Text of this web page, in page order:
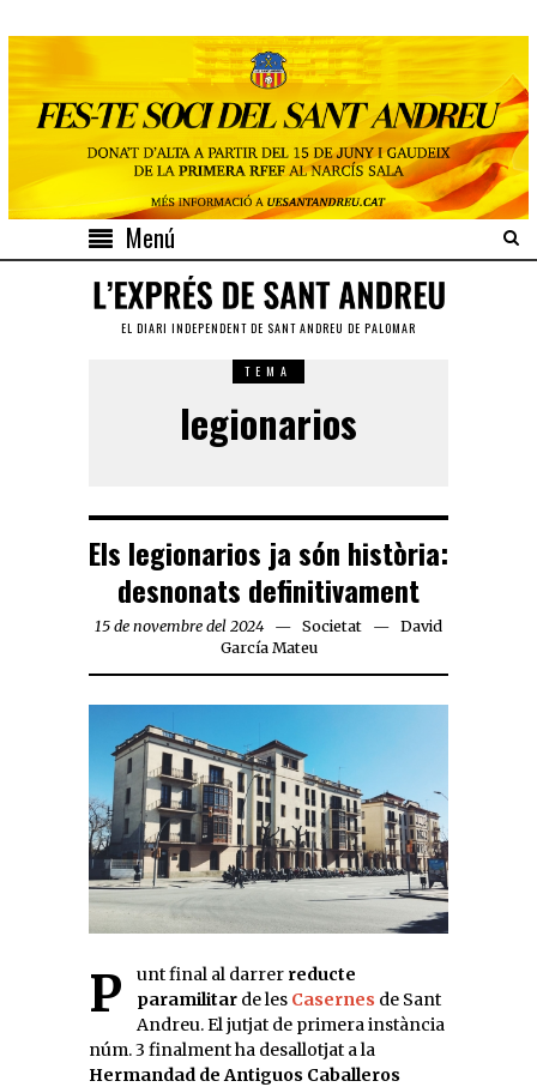
Menú
EL DIARI INDEPENDENT DE SANT ANDREU DE PALOMAR
TEMA
legionarios
Els legionarios ja són història:
desnonats definitivament
15 de novembre del 2024 Societat
David
García Mateu
Punt final al darrer reducte
paramilitar de les Casernes de Sant
Andreu. El jutjat de primera instància
núm. 3 finalment ha desallotjat a la
Hermandad de Antiguos Caballeros